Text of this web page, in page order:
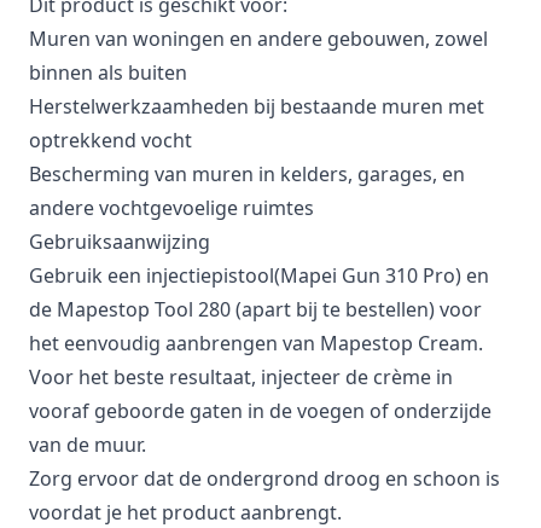
Dit product is geschikt voor:
Muren van woningen en andere gebouwen, zowel
binnen als buiten
Herstelwerkzaamheden bij bestaande muren met
optrekkend vocht
Bescherming van muren in kelders, garages, en
andere vochtgevoelige ruimtes
Gebruiksaanwijzing
Gebruik een injectiepistool(Mapei Gun 310 Pro) en
de Mapestop Tool 280 (apart bij te bestellen) voor
het eenvoudig aanbrengen van Mapestop Cream.
Voor het beste resultaat, injecteer de crème in
vooraf geboorde gaten in de voegen of onderzijde
van de muur.
Zorg ervoor dat de ondergrond droog en schoon is
voordat je het product aanbrengt.